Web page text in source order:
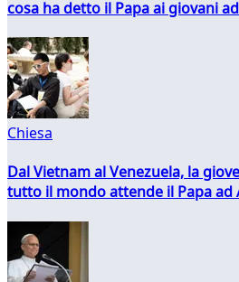
cosa ha detto il Papa ai giovani
Chiesa
Dal Vietnam al Venezuela, la
tutto il mondo attende il Papa ad